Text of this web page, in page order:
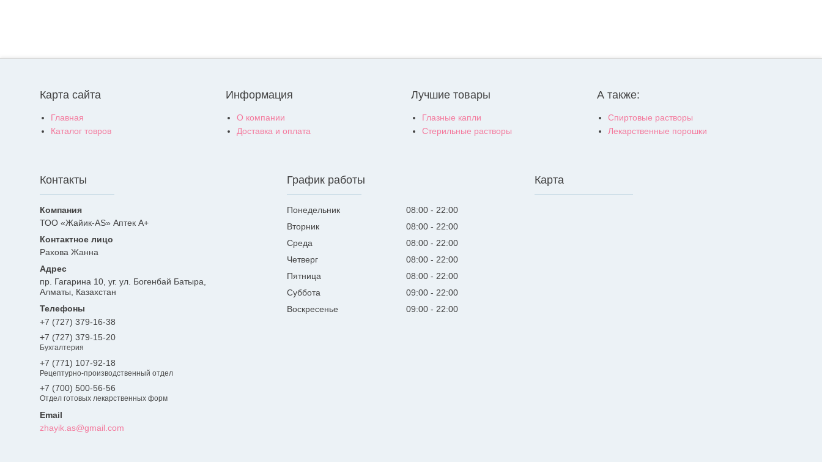
Карта сайта
Главная
Каталог товров
Информация
О компании
Доставка и оплата
Лучшие товары
Глазные капли
Стерильные растворы
А также:
Спиртовые растворы
Лекарственные порошки
Контакты
ТОО «Жайик-AS» Аптек А+
Рахова Жанна
пр. Гагарина 10, уг. ул. Богенбай Батыра,
Алматы, Казахстан
+7 (727) 379-16-38
+7 (727) 379-15-20
Бухгалтерия
+7 (771) 107-92-18
Рецептурно-производственный отдел
+7 (700) 500-56-56
Отдел готовых лекарственных форм
zhayik.as@gmail.com
График работы
Понедельник 08:00
22:00
Вторник
08:00
22:00
Среда
08:00
22:00
Четверг
08:00
22:00
Пятница
08:00
22:00
Суббота
09:00
22:00
Воскресенье
09:00 22:00
Карта